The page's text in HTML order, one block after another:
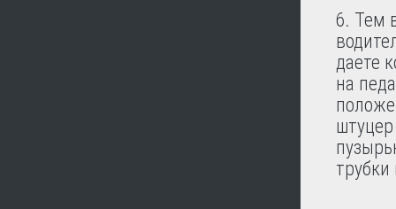
Тем
даете
на
трубки